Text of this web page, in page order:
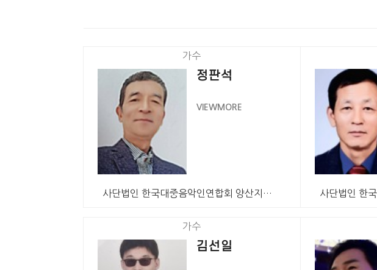
가수
정판석
VIEWMORE
사단법인 한국대중음악인연합회 양산지회 회원 가수 정판석…
가수
김선일